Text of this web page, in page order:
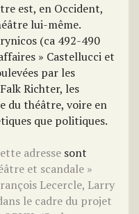
est, en Occident,
lui-même.
(ca 492-490
» Castellucci et
par les
Richter, les
du théâtre, voire en
que politiques.
adresse sont
et scandale »
Lecercle, Larry
le cadre du projet